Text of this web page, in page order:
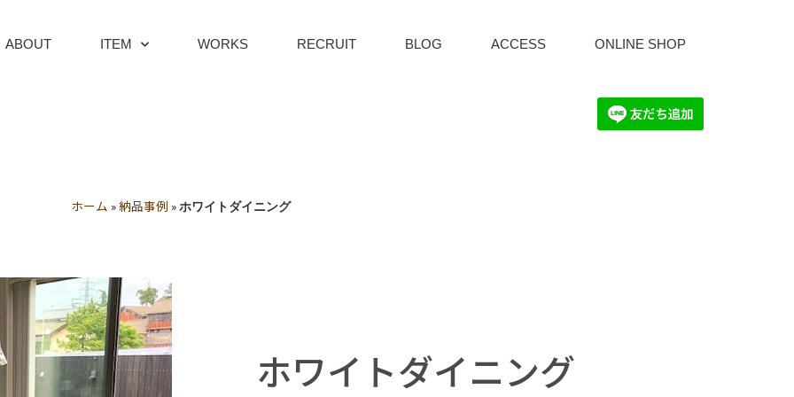
ABOUT ITEM WORKS RECRUIT BLOG ACCESS ONLINE SHOP
ホーム »納品事例 »ホワイトダイニング
ホワイトダイニング